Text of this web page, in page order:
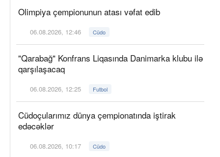
Olimpiya çempionunun atası vəfat edib
06.08.2026, 12:46 Cüdo
"Qarabağ" Konfrans Liqasında Danimarka klubu ilə
qarşılaşacaq
06.08.2026, 12:25 Futbol
Cüdoçularımız dünya çempionatında iştirak
edəcəklər
06.08.2026, 10:17 Cüdo